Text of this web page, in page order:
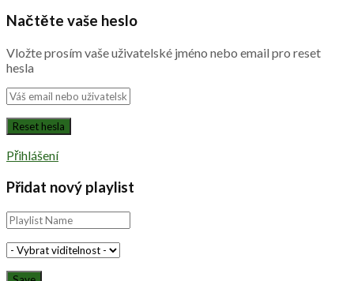
Načtěte vaše heslo
Vložte prosím vaše uživatelské jméno nebo email pro reset
hesla
Přihlášení
Přidat nový playlist